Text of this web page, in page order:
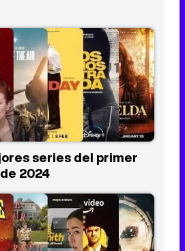
series del primer
2024